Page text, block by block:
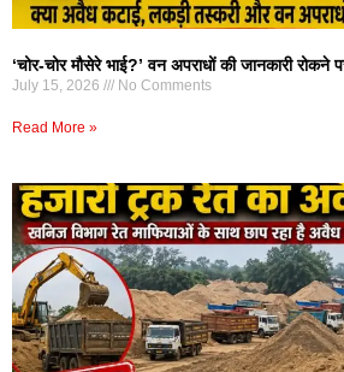
‘चोर-चोर मौसेरे भाई?’ वन अपराधों की जानकारी रोकने
July 15, 2026 No Comments
Read More »